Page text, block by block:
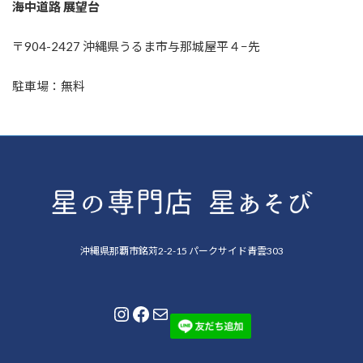
海中道路 展望台
〒904-2427 沖縄県うるま市与那城屋平４−先
駐車場：無料
沖縄県那覇市銘苅2-2-15 パークサイド青雲303
Instagram
Facebook
メール